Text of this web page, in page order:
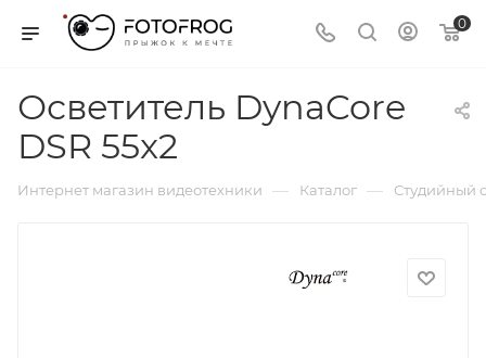
0
Осветитель DynaCore
DSR 55x2
Интернет магазин видеотехники — Каталог — Студийный